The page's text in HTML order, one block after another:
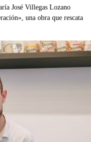
José Villegas Lozano
una obra que rescata